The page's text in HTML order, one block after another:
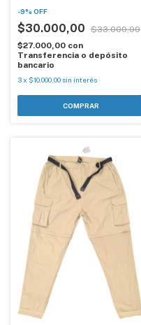
-9% OFF
$30.000,00
$33.000,00
$27.000,00 con
Transferencia o depósito
bancario
3x $10.000,00 sin interés